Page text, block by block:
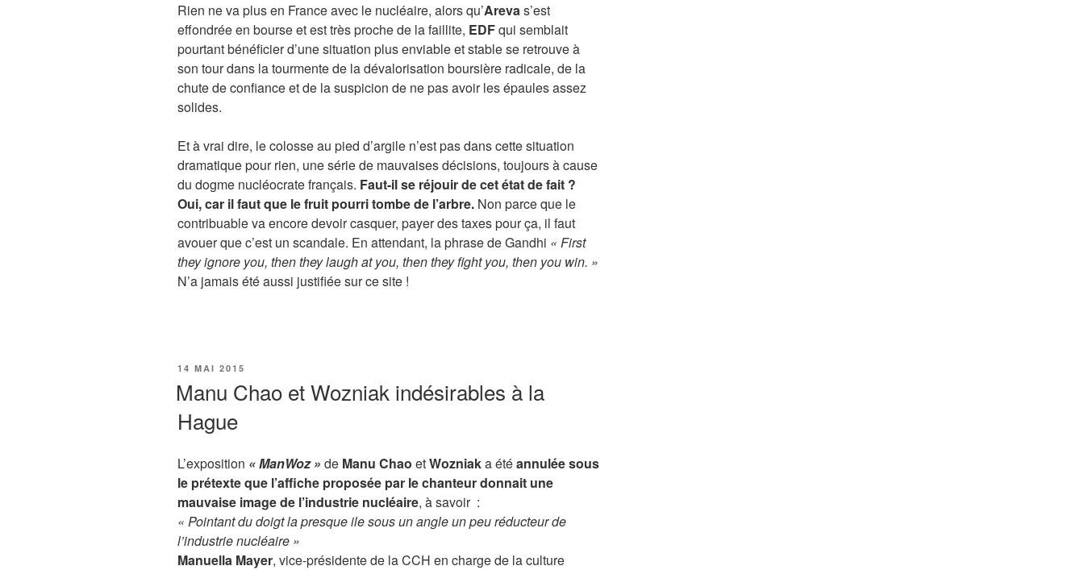
Rien ne va plus en France avec le nucléaire, alors qu’Arevas’est
effondrée en bourse et est très proche de la faillite, EDFqui semblait
pourtant bénéficier d’une situation plus enviable et stable se retrouve à
son tour dans la tourmente de la dévalorisation boursière radicale, de la
chute de confiance et de la suspicion de ne pas avoir les épaules assez
solides.
Et à vrai dire, le colosse au pied d’argile n’est pas dans cette situation
dramatique pour rien, une série de mauvaises décisions, toujours à cause
du dogme nucléocrate français. Faut-il se réjouir de cet état de fait ?
Oui, car il faut que le fruit pourri tombe de l’arbre. Non parce que le
contribuable va encore devoir casquer, payer des taxes pour ça, il faut
avouer que c’est un scandale. En attendant, la phrase de Gandhi « First
they ignore you, then they laugh at you, then they fight you, then you win. »
N’a jamais été aussi justifiée sur ce site !
PUBLIÉ
14 MAI 2015
Manu Chao et Wozniak indésirables à la
Hague
L’exposition « ManWoz » de Manu Chao etWozniaka étéannulée sous
le prétexte que l’affiche proposée par le chanteur donnait une
mauvaise image de l’industrie nucléaire, à savoir :
« Pointant du doigt la presque ile sous un angle un peu réducteur de
l’industrie nucléaire »
Manuella Mayer, vice-présidente de la CCH en charge de la culture